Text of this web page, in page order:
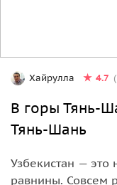
Хайрулла 4.7
В горы Тянь-
Тянь-Шань
Узбекистан — это
равнины. Совсем